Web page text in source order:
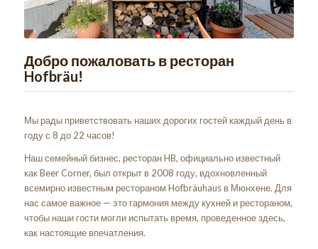
1 2 3 4 5
Добро пожаловать в ресторан
Hofbräu!
Мы рады приветствовать наших дорогих гостей каждый день в
году с 8 до 22 часов!
Наш семейный бизнес, ресторан HB, официально известный
как Beer Corner, был открыт в 2008 году, вдохновленный
всемирно известным рестораном Hofbräuhaus в Мюнхене. Для
нас самое важное — это гармония между кухней и рестораном,
чтобы наши гости могли испытать время, проведенное здесь,
как настоящие впечатления.